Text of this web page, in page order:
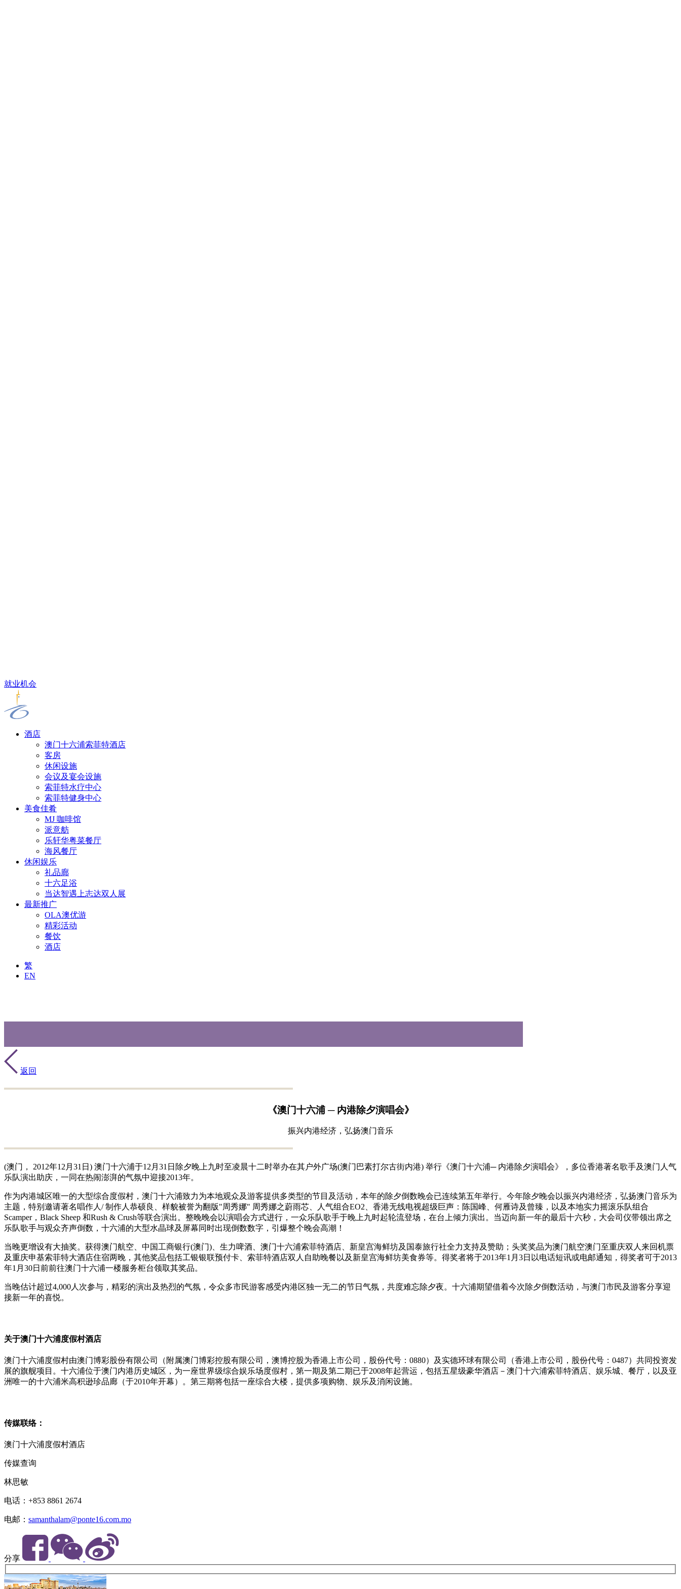
就业机会
酒店
澳门十六浦索菲特酒店
客房
休闲设施
会议及宴会设施
索菲特水疗中心
索菲特健身中心
美食佳肴
MJ 咖啡馆
派意舫
乐轩华粤菜餐厅
海风餐厅
休闲娱乐
礼品廊
十六足浴
当达智遇上志达双人展
最新推广
OLA澳优游
精彩活动
餐饮
酒店
繁
EN
返回
《澳门十六浦 ─ 内港除夕演唱会》
振兴内港经济，弘扬澳门音乐
(澳门， 2012年12月31日) 澳门十六浦于12月31日除夕晚上九时至凌晨十二时举办在其户外广场(澳门巴素打尔古街内港) 举行《澳门十六浦─ 内港除夕演唱会》，多位香港著名歌手及澳门人气
乐队演出助庆，一同在热闹澎湃的气氛中迎接2013年。
作为内港城区唯一的大型综合度假村，澳门十六浦致力为本地观众及游客提供多类型的节目及活动，本年的除夕倒数晚会已连续第五年举行。今年除夕晚会以振兴内港经济，弘扬澳门音乐为
主题，特别邀请著名唱作人/ 制作人恭硕良、样貌被誉为翻版"周秀娜" 周秀娜之蔚雨芯、人气组合EO2、香港无线电视超级巨声：陈国峰、何雁诗及曾臻，以及本地实力摇滚乐队组合
Scamper，Black Sheep 和Rush & Crush等联合演出。整晚晚会以演唱会方式进行，一众乐队歌手于晚上九时起轮流登场，在台上倾力演出。当迈向新一年的最后十六秒，大会司仪带领出席之
乐队歌手与观众齐声倒数，十六浦的大型水晶球及屏幕同时出现倒数数字，引爆整个晚会高潮！
当晚更增设有大抽奖。获得澳门航空、中国工商银行(澳门)、生力啤酒、澳门十六浦索菲特酒店、新皇宫海鲜坊及国泰旅行社全力支持及赞助；头奖奖品为澳门航空澳门至重庆双人来回机票
及重庆申基索菲特大酒店住宿两晚，其他奖品包括工银银联预付卡、索菲特酒店双人自助晚餐以及新皇宫海鲜坊美食券等。得奖者将于2013年1月3日以电话短讯或电邮通知，得奖者可于2013
年1月30日前前往澳门十六浦一楼服务柜台领取其奖品。
当晚估计超过4,000人次参与，精彩的演出及热烈的气氛，令众多市民游客感受内港区独一无二的节日气氛，共度难忘除夕夜。十六浦期望借着今次除夕倒数活动，与澳门市民及游客分享迎
接新一年的喜悦。
关于澳门十六浦度假村酒店
澳门十六浦度假村由澳门博彩股份有限公司（附属澳门博彩控股有限公司，澳博控股为香港上市公司，股份代号：0880）及实德环球有限公司（香港上市公司，股份代号：0487）共同投资发
展的旗舰项目。十六浦位于澳门内港历史城区，为一座世界级综合娱乐场度假村，第一期及第二期已于2008年起营运，包括五星级豪华酒店－澳门十六浦索菲特酒店、娱乐城、餐厅，以及亚
洲唯一的十六浦米高积逊珍品廊（于2010年开幕）。第三期将包括一座综合大楼，提供多项购物、娱乐及消闲设施。
传媒联络：
澳门十六浦度假村酒店
传媒查询
林思敏
电话：+853 8861 2674
电邮： samanthalam@ponte16.com.mo
分享